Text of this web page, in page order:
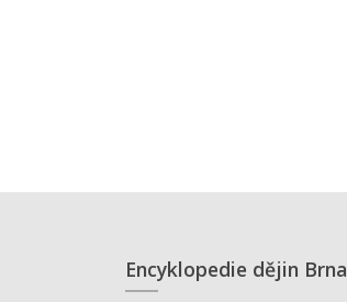
Encyklopedie dějin Brna